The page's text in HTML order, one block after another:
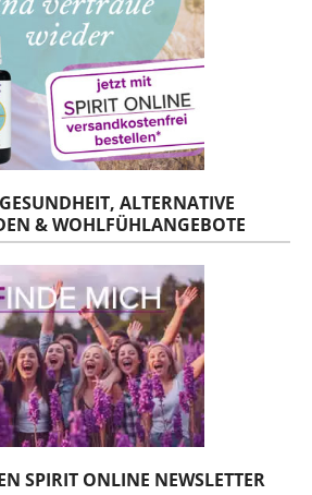
ALTERNATIVE
& WOHLFÜHLANGEBOTE
SPIRIT ONLINE NEWSLETTER